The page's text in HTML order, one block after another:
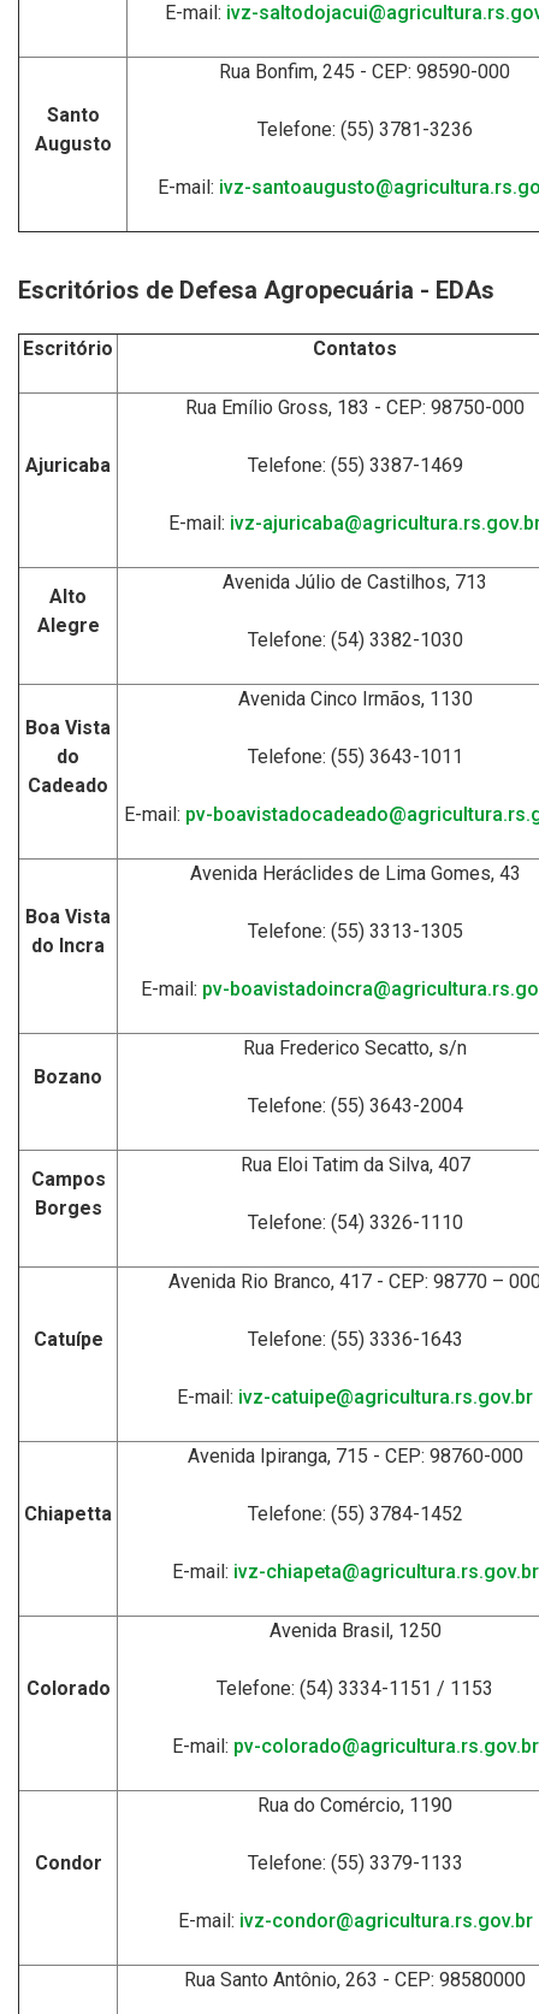
E-mail: ivz-
Santo
Augusto
Rua Bonfim, 245 - CEP: 98590-000
Telefone: (55) 3781-3236
E-mail: ivz-
Escritórios de Defesa Agropecuária - EDAs
Escritório Contatos
Ajuricaba
Rua Emílio Gross, 183 - CEP: 98750-000
Telefone: (55) 3387-1469
E-mail: ivz-
Alto
Alegre
Avenida Júlio de Castilhos, 713
Telefone: (54) 3382-1030
Boa Vista
do
Cadeado
Avenida Cinco Irmãos, 1130
Telefone: (55) 3643-1011
E-mail: pv-
Boa Vista
do Incra
Avenida Heráclides de Lima Gomes, 43
Telefone: (55) 3313-1305
E-mail: pv-
Bozano
Rua Frederico Secatto, s/n
Telefone: (55) 3643-2004
Campos
Borges
Rua Eloi Tatim da Silva, 407
Telefone: (54) 3326-1110
Catuípe
Avenida Rio Branco, 417 - CEP: 98770 –
Telefone: (55) 3336-1643
E-mail: ivz-catuipe@agricultura.rs.gov.br
Chiapetta
Avenida Ipiranga, 715 - CEP: 98760-000
Telefone: (55) 3784-1452
E-mail: ivz-chiapeta@agricultura.rs.gov.br
Colorado
Avenida Brasil, 1250
Telefone: (54) 3334-1151 / 1153
E-mail: pv-colorado@agricultura.rs.gov.br
Condor
Rua do Comércio, 1190
Telefone: (55) 3379-1133
E-mail: ivz-condor@agricultura.rs.gov.br
Rua Santo Antônio, 263 - CEP: 98580000